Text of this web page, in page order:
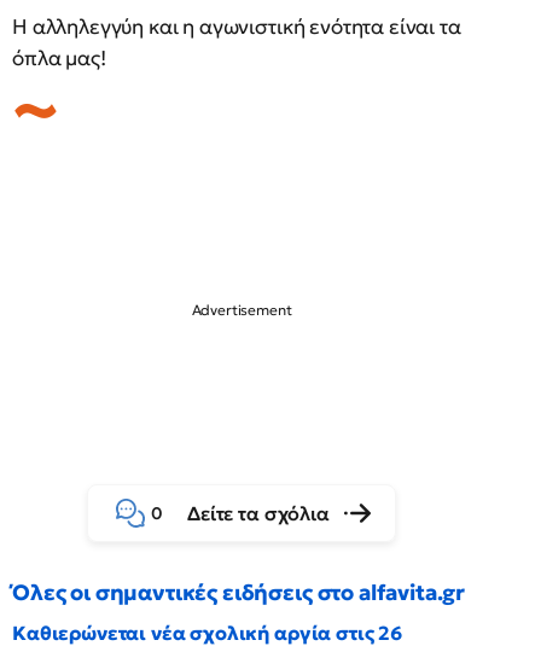
Η αλληλεγγύη και η αγωνιστική ενότητα είναι τα
όπλα μας!
0 Δείτε τα σχόλια
Όλες οι σημαντικές ειδήσεις στο alfavita.gr
Καθιερώνεται νέα σχολική αργία στις 26